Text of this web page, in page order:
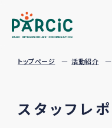
トップページ 活動紹介
スタッフレ